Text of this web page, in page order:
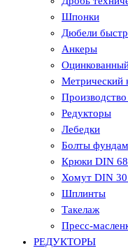
Шпонки
Дюбели
Анкеры
Метрический
Редукторы
Лебедки
Болты
Крюки DIN
Хомут DIN
Шплинты
Такелаж
Пресс-
РЕДУКТОРЫ